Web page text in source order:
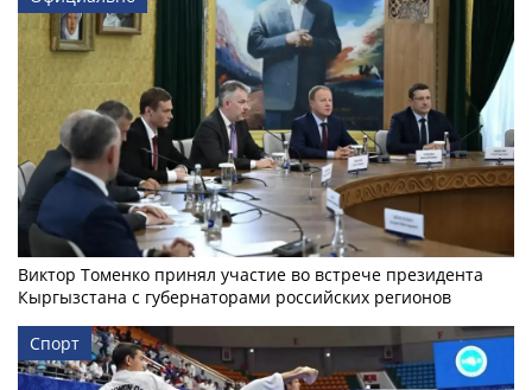
Виктор Томенко принял участие во встрече президента
Кыргызстана с губернаторами российских регионов
Спорт